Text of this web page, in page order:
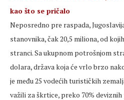
kao što se pričalo
Neposredno pre raspada,
stanovnika, čak 20,5 miliona, od
stranci. Sa ukupnom potrošnjom
dolara, država koja će vrlo brzo
je među 25 vodećih turističkih
važili za škrtice, preko 70%